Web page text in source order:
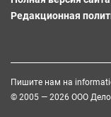
Редакционная
Пишите нам на
© 2005 — 2026 ООО